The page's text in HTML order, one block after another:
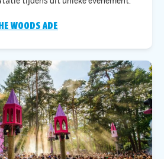
WOODS ADE